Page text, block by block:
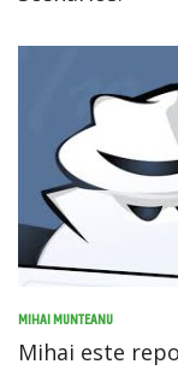
MIHAI MUNTEANU
Mihai este